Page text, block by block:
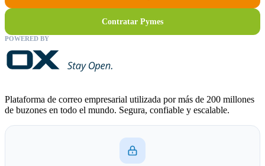
Contratar Pymes
POWERED BY
Plataforma de correo empresarial utilizada por más de 200 millones
de buzones en todo el mundo. Segura, confiable y escalable.